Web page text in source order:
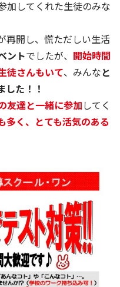
加してくれた生徒のみな
再開し、慌ただしい生活
ントでしたが、 開始時間
徒さんもいて、みんなと
した！！
友達と一緒に参加してく
多く、とても活気のある